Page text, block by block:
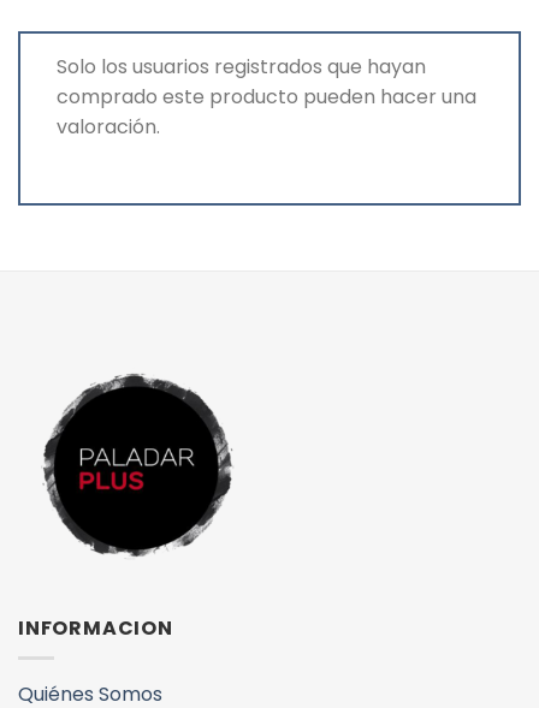
Solo los usuarios registrados que hayan
comprado este producto pueden hacer una
valoración.
INFORMACION
Quiénes Somos